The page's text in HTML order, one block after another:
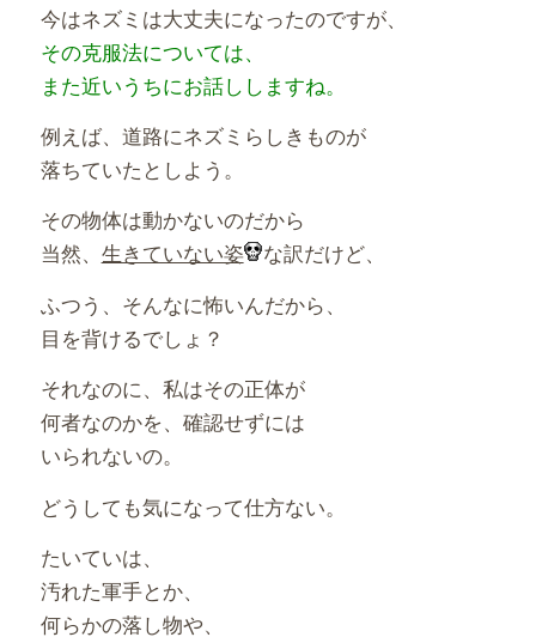
今はネズミは大丈夫になったのですが、
その克服法については、
また近いうちにお話ししますね。
例えば、道路にネズミらしきものが
落ちていたとしよう。
その物体は動かないのだから
当然、 生きていない姿
な訳だけど、
ふつう、そんなに怖いんだから、
目を背けるでしょ？
それなのに、私はその正体が
何者なのかを、確認せずには
いられないの。
どうしても気になって仕方ない。
たいていは、
汚れた軍手とか、
何らかの落し物や、